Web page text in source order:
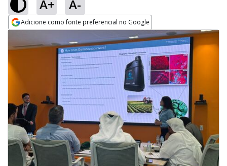
A+ A-
Adicione como fonte preferencial no Google